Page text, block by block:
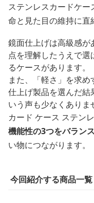
ステンレスカードケ
命と見た目の維持に直
鏡面仕上げは高級感が
点を理解したうえで
るケースがあります。
また、「軽さ」を求
仕上げ製品を選んだ結
いう声も少なくありま
カード ケース ステン
機能性の3つをバラン
い物につながります。
今回紹介する商品一覧